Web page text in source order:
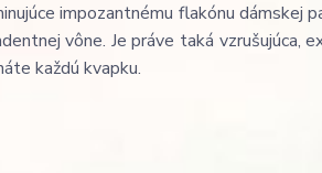
impozantnému flakónu dámskej
vône. Je práve taká vzrušujúca,
každú kvapku.